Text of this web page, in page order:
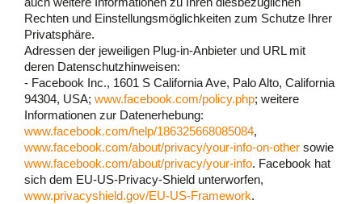
Rechten und Einstellungsmöglichkeiten zum Schutze Ihrer
Privatsphäre.
Adressen der jeweiligen Plug-in-Anbieter und URL mit
deren Datenschutzhinweisen:
- Facebook Inc., 1601 S California Ave, Palo Alto, California
94304, USA; www.facebook.com/policy.php; weitere
Informationen zur Datenerhebung:
www.facebook.com/help/186325668085084,
www.facebook.com/about/privacy/your-info-on-other sowie
www.facebook.com/about/privacy/your-info. Facebook hat
sich dem EU-US-Privacy-Shield unterworfen,
www.privacyshield.gov/EU-US-Framework.